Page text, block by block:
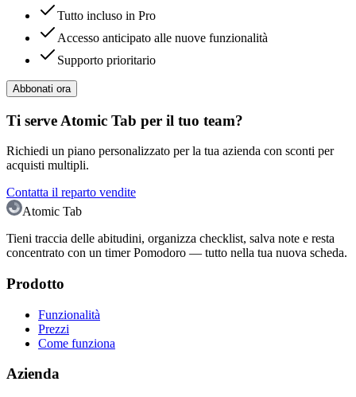
Tutto incluso in Pro
Accesso anticipato alle nuove funzionalità
Supporto prioritario
Abbonati ora
Ti serve Atomic Tab per il tuo team?
Richiedi un piano personalizzato per la tua azienda con sconti per
acquisti multipli.
Contatta il reparto vendite
Atomic Tab
Tieni traccia delle abitudini, organizza checklist, salva note e resta
concentrato con un timer Pomodoro — tutto nella tua nuova scheda.
Prodotto
Funzionalità
Prezzi
Come funziona
Azienda